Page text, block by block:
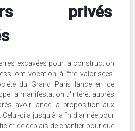
privés
excavées pour la construction
ont vocation à être valorisées.
du Grand Paris lance en ce
à manifestation d'intérêt auprès
avoir lancé la proposition aux
Celui-ci a jusqu'à la fin d'année pour
de déblais de chantier pour que